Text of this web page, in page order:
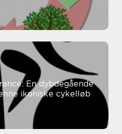
En dybdegående
ikoniske cykelløb